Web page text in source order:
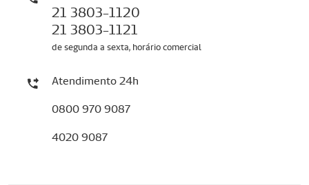
21 3803-1120
21 3803-1121
de segunda a sexta, horário comercial
Atendimento 24h
0800 970 9087
4020 9087